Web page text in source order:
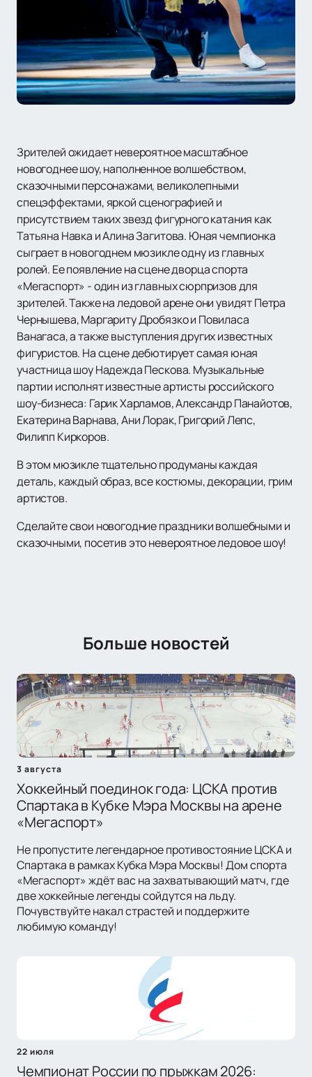
Зрителей ожидает невероятное масштабное
новогоднее шоу, наполненное волшебством,
сказочными персонажами, великолепными
спецэффектами, яркой сценографией и
присутствием таких звезд фигурного катания как
Татьяна Навка и Алина Загитова. Юная чемпионка
сыграет в новогоднем мюзикле одну из главных
ролей. Ее появление на сцене дворца спорта
«Мегаспорт» - один из главных сюрпризов для
зрителей. Также на ледовой арене они увидят Петра
Чернышева, Маргариту Дробязко и Повиласа
Ванагаса, а также выступления других известных
фигуристов. На сцене дебютирует самая юная
участница шоу Надежда Пескова. Музыкальные
партии исполнят известные артисты российского
шоу-бизнеса: Гарик Харламов, Александр Панайотов,
Екатерина Варнава, Ани Лорак, Григорий Лепс,
Филипп Киркоров.
В этом мюзикле тщательно продуманы каждая
деталь, каждый образ, все костюмы, декорации, грим
артистов.
Сделайте свои новогодние праздники волшебными и
сказочными, посетив это невероятное ледовое шоу!
Больше новостей
3 августа
Хоккейный поединок года: ЦСКА против
Спартака в Кубке Мэра Москвы на арене
«Мегаспорт»
Не пропустите легендарное противостояние ЦСКА и
Спартака в рамках Кубка Мэра Москвы! Дом спорта
«Мегаспорт» ждёт вас на захватывающий матч, где
две хоккейные легенды сойдутся на льду.
Почувствуйте накал страстей и поддержите
любимую команду!
22 июля
Чемпионат России по прыжкам 2026: